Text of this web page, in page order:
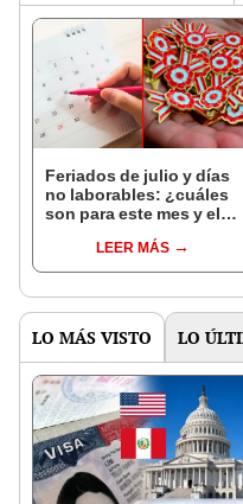
Feriados de julio y días
no laborables: ¿cuáles
son para este mes y el
LEER MÁS
LO MÁS VISTO LO